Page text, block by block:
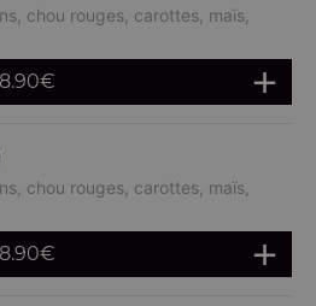
chou rouges, carottes, maïs,
8.90€
chou rouges, carottes, maïs,
8.90€